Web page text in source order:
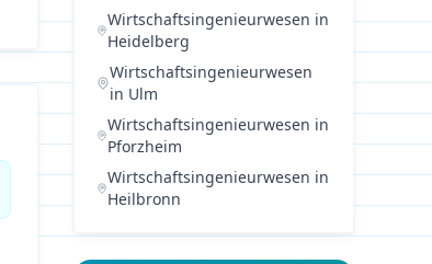
Wirtschaftsingenieurwesen in
Heidelberg
Wirtschaftsingenieurwesen
in Ulm
Wirtschaftsingenieurwesen in
Pforzheim
Wirtschaftsingenieurwesen in
Heilbronn